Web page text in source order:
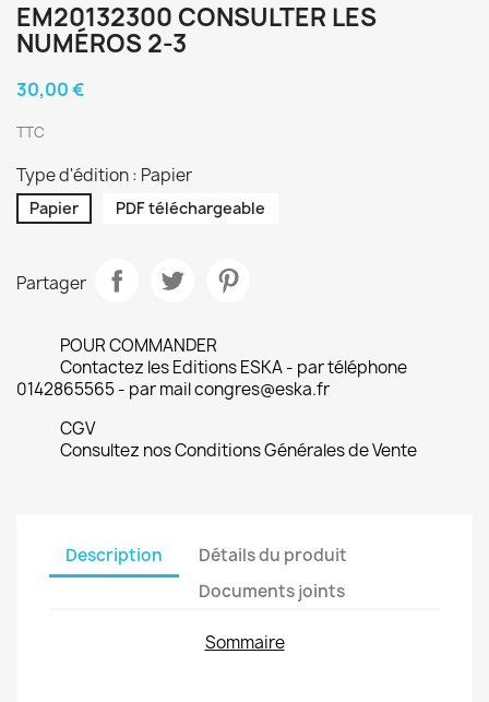
EM20132300 CONSULTER LES
NUMÉROS 2-3
30,00 €
TTC
Type d'édition : Papier
Papier PDF téléchargeable
Partager
POUR COMMANDER
Contactez les Editions ESKA - par téléphone
0142865565 - par mail congres@eska.fr
CGV
Consultez nos Conditions Générales de Vente
Description
Détails du produit
Documents joints
Sommaire